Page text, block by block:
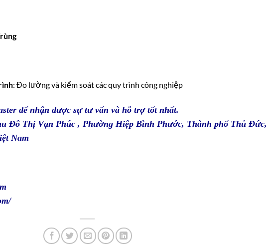
: Đo lường và kiểm soát các quy trình công nghiệp
để nhận được sự tư vấn và hỗ trợ tốt nhất.
Đô Thị Vạn Phúc , Phường Hiệp Bình Phước, Thành phố Thủ Đức,
Nam